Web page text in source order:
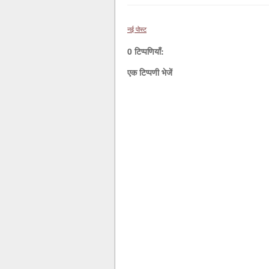
नई पोस्ट
0 टिप्पणियाँ:
एक टिप्पणी भेजें